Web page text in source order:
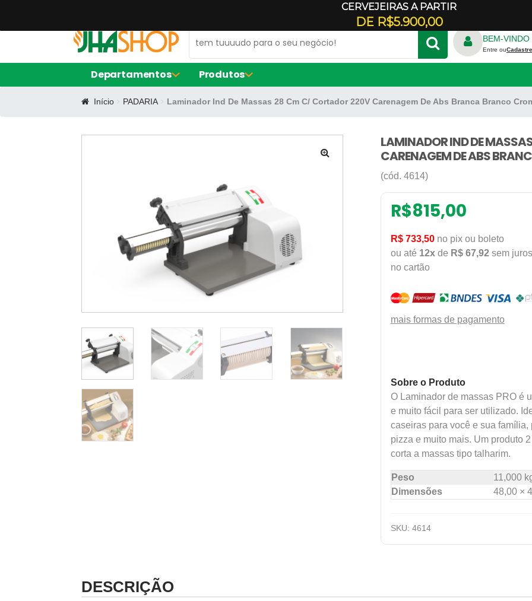
CERVEJEIRAS A PARTIR
DE R$5.900,00
BEM-VINDO
Entre ou
Departamentos
AMACIADOR DE CARNE
FORNO ELÉTRICO
LIQUIDIFICADORES
FORMA DE SILICONE
FORMA REDONDA
FORMINHAS
FORNO TURBO
FORNO REFRATÁRIO
GELADEIRA COMERCIAL
PANELA DE ARROZ
Produtos
Início PADARIA Laminador Ind De Massas 28 Cm C/ Cortador 220V Carenagem De Abs Branca Branco
LAMINADOR IND DE
CARENAGEM DE ABS
(cód. 4614)
R$815,00
R$ 733,50no pix ou boleto
ou até 12xde R$ 67,92sem juros
no cartão
mais formas de pagamento
Sobre o Produto
O Laminador de massas PRO é
e muito fácil para ser utilizado.
caseiras para você e sua
pizza e muito mais. Um produto
corta a massas tipo talharim.
Peso
11,000
Dimensões
48,00 ×
SKU: 4614
DESCRIÇÃO